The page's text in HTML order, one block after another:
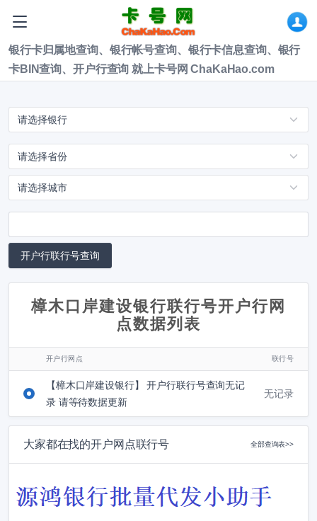
银行卡归属地查询、银行帐号查询、银行卡信息查询、银行
卡BIN查询、开户行查询 就上卡号网 ChaKaHao.com
樟木口岸建设银行联行号开户行网
点数据列表
开户行网点 联行号
【樟木口岸建设银行】 开户行联行号查询无记
录 请等待数据更新
无记录
大家都在找的开户网点联行号 全部查询表>>